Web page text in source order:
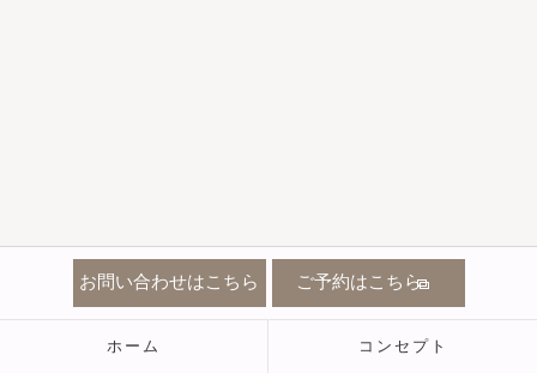
お問い合わせはこちら ご予約はこちら
ホーム コンセプト